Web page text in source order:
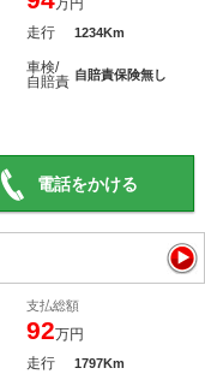
万円
走行 1234Km
車検/
自賠責 自賠責保険無し
電話をかける
支払総額
92万円
走行 1797Km